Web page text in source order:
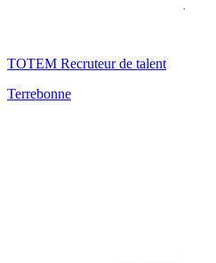
TOTEM Recruteur de talent
Terrebonne